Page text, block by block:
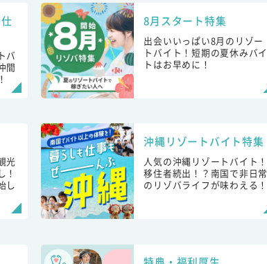
バ
間
8月スタート特集
出会いいっぱい8月のリゾー
トバイト！短期の夏休みバイ
トはお早めに！
光
し
沖縄リゾートバイト特集
人気の沖縄リゾートバイト！
移住者続出！？南国で非日常
のリゾバライフが味わえる！